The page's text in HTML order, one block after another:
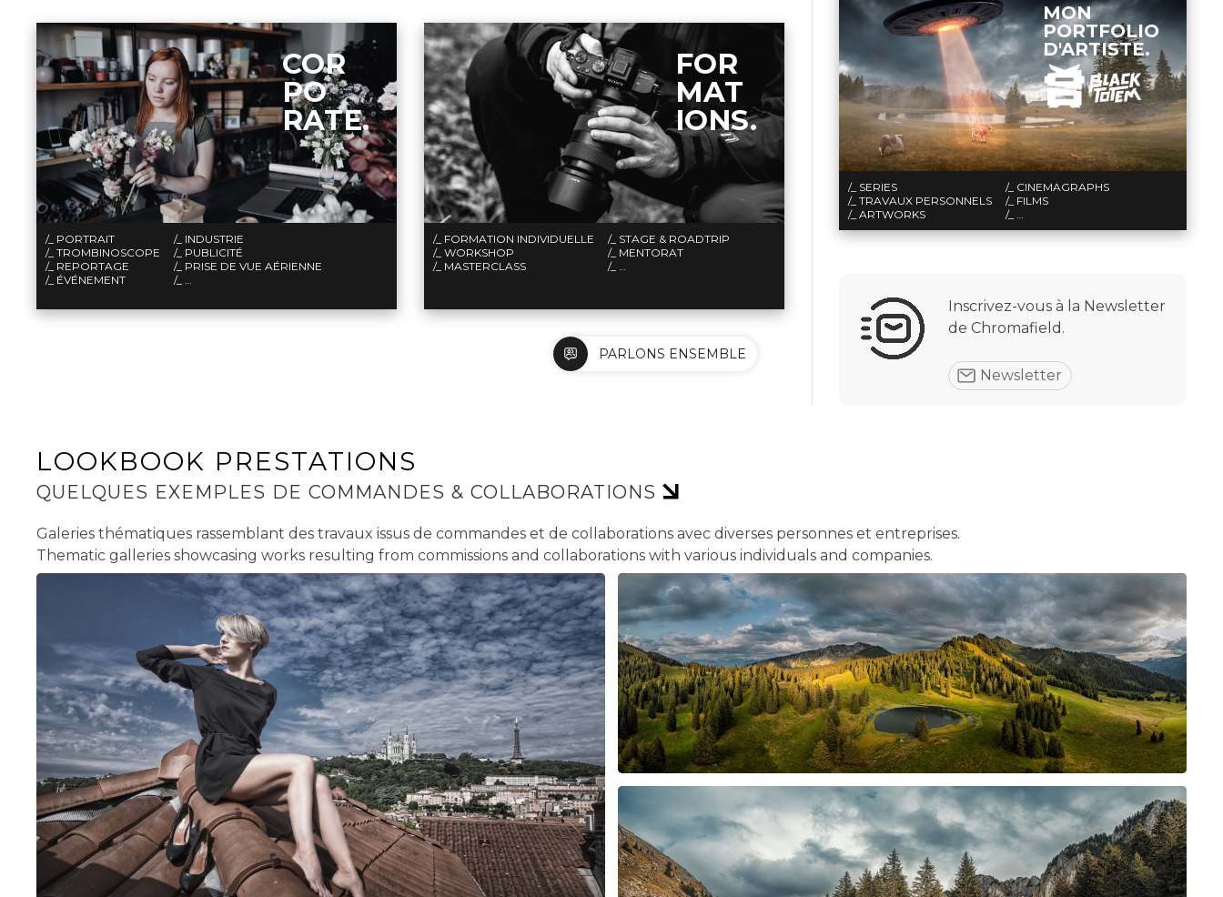
COR
PO
RATE.
/_ PORTRAIT
/_ TROMBINOSCOPE
/_ REPORTAGE
/_ ÉVÉNEMENT
/_ INDUSTRIE
/_ PUBLICITÉ
/_ PRISE DE VUE AÉRIENNE
/_ …
FOR
MAT
IONS.
/_ FORMATION INDIVIDUELLE
/_ WORKSHOP
/_ MASTERCLASS
/_ STAGE & ROADTRIP
/_ MENTORAT
/_ …
PARLONS ENSEMBLE
MON
PORTFOLIO
D'ARTISTE.
/_ SERIES
/_ TRAVAUX PERSONNELS
/_ ARTWORKS
/_ CINEMAGRAPHS
/_ FILMS
/_ …
Email
5+2=? S'Inscrire
Newsletter
Inscrivez-vous à la Newsletter
de Chromafield.
LOOKBOOK PRESTATIONS
QUELQUES EXEMPLES DE COMMANDES & COLLABORATIONS
Galeries thématiques rassemblant des travaux issus de commandes et de collaborations avec diverses personnes et entreprises.
Thematic galleries showcasing works resulting from commissions and collaborations with various individuals and companies.